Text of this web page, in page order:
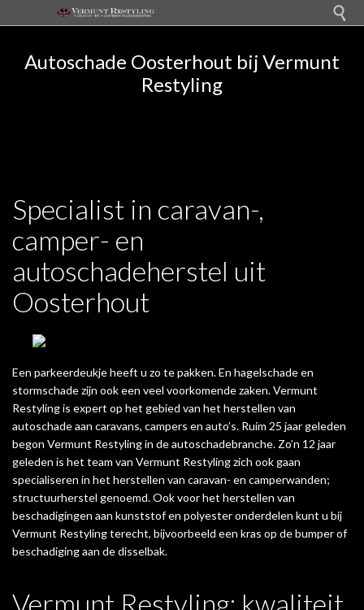

Autoschade Oosterhout bij Vermunt
Restyling
Specialist in caravan-,
camper- en
autoschadeherstel uit
Oosterhout
Een parkeerdeukje heeft u zo te pakken. En hagelschade en
stormschade zijn ook een veel voorkomende zaken. Vermunt
Restyling is expert op het gebied van het herstellen van
autoschade aan caravans, campers en auto’s. Ruim 25 jaar geleden
begon Vermunt Restyling in de autoschadebranche. Zo’n 12 jaar
geleden is het team van Vermunt Restyling zich ook gaan
specialiseren in het herstellen van caravan- en camperwanden;
structuurherstel genoemd. Ook voor het herstellen van
beschadigingen aan kunststof en polyester onderdelen kunt u bij
Vermunt Restyling terecht, bijvoorbeeld een kras op de bumper of
beschadiging aan de disselbak.
Vermunt Restyling: kwaliteit,